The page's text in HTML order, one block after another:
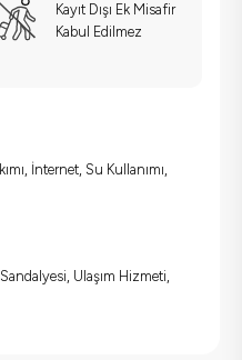
Kayıt Dışı Ek Misafir
Kabul Edilmez
İnternet, Su Kullanımı,
Ulaşım Hizmeti,